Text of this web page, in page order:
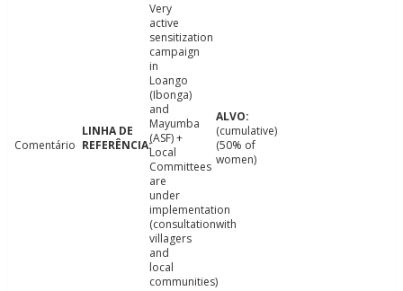
Comentário
Very
active
sensitization
campaign
in
Loango
(Ibonga)
and
Mayumba
(ASF) +
Local
Committees
are
under
implementation
(consultationwith
villagers
and
local
communities)
(cumulative)
(50% of
women)